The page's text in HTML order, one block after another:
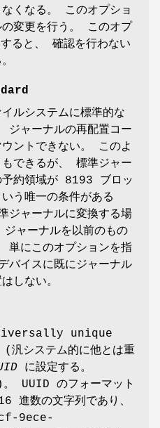
くなる。 このオプショ
変更を行う。 このオプ
ると、 確認を行わない
ルシステムに標準的な
ジャーナルの再配置コー
ウントできない。 このよ
できるが、 標準ジャー
予約領域が 8193 ブロッ
う唯一の条件がある
ジャーナルに変換する場
ャーナルを以前のもの
単にこのオプションを指
バイスに既にジャーナル
しない。
unique
汎システム的に他とは重
に設定する。
UUID のフォーマット
進数の文字列であり、
9ece-